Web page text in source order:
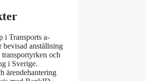
i Transports a-
bevisad anställning
och
i Sverige.
ärendehantering